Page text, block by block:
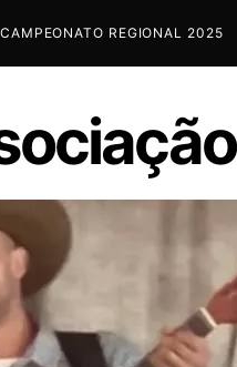
CAMPEONATO REGIONAL 2025